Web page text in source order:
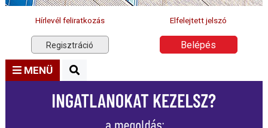
Hírlevél feliratkozás Elfelejtett jelszó
Regisztráció Belépés
MENÜ